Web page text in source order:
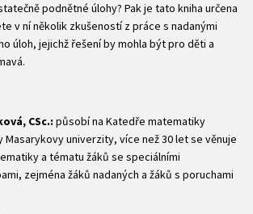
podnětné úlohy? Pak je tato kniha určena
v ní několik zkušeností z práce s nadanými
úloh, jejichž řešení by mohla být pro děti a
CSc.: působí na Katedře matematiky
univerzity, více než 30 let se věnuje
a tématu žáků se speciálními
zejména žáků nadaných a žáků s poruchami